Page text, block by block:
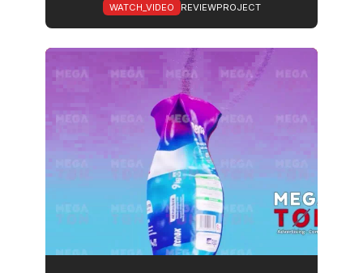
WATCH_VIDEO REVIEWPROJECT